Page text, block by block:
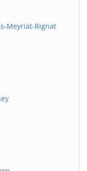
Meyriat-Rignat